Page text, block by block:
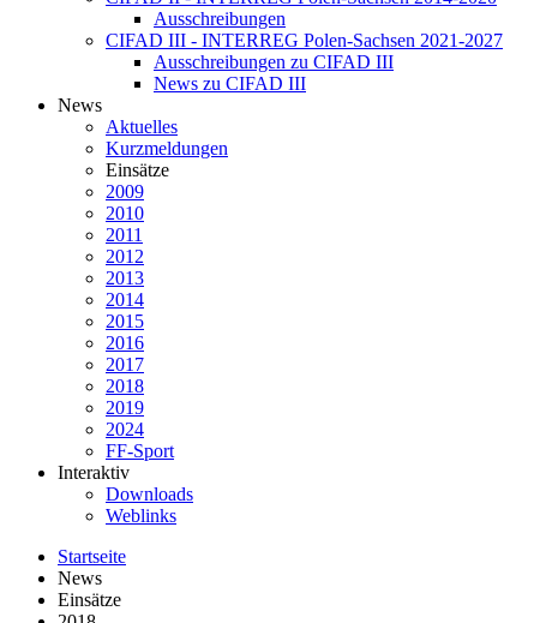
Ausschreibungen
CIFAD III - INTERREG Polen-Sachsen 2021-2027
Ausschreibungen zu CIFAD III
News zu CIFAD III
News
Aktuelles
Kurzmeldungen
Einsätze
2009
2010
2011
2012
2013
2014
2015
2016
2017
2018
2019
2024
FF-Sport
Interaktiv
Downloads
Weblinks
Startseite
News
Einsätze